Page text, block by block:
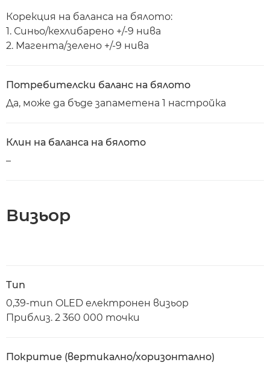
Корекция на баланса на бялото:
1. Синьо/кехлибарено +/-9 нива
2. Магента/зелено +/-9 нива
Потребителски баланс на бялото
Да, може да бъде запаметена 1 настройка
Клин на баланса на бялото
–
Визьор
Тип
0,39-тип OLED електронен визьор
Приблиз. 2 360 000 точки
Покритие (вертикално/хоризонтално)